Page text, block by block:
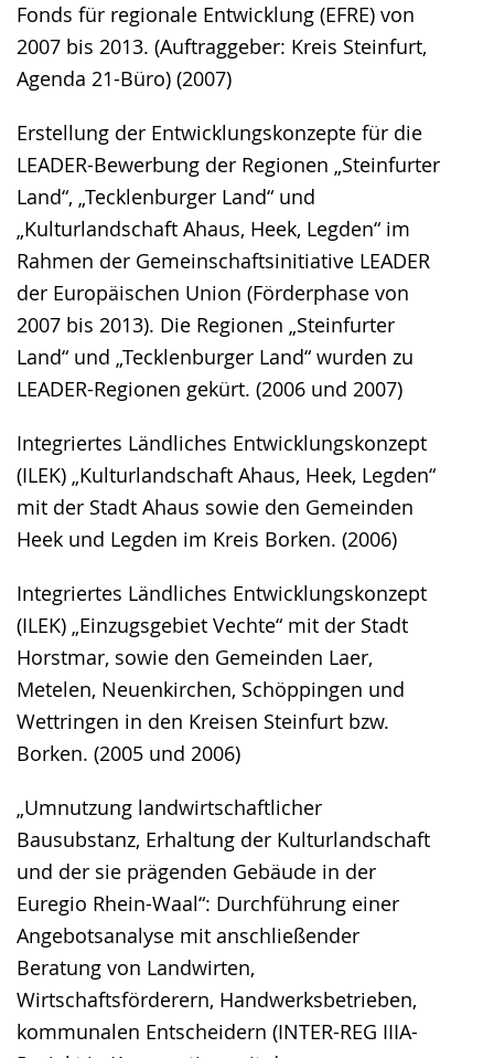
Fonds für regionale Entwicklung (EFRE) von
2007 bis 2013. (Auftraggeber: Kreis Steinfurt,
Agenda 21-Büro) (2007)
Erstellung der Entwicklungskonzepte für die
LEADER-Bewerbung der Regionen „Steinfurter
Land“, „Tecklenburger Land“ und
„Kulturlandschaft Ahaus, Heek, Legden“ im
Rahmen der Gemeinschaftsinitiative LEADER
der Europäischen Union (Förderphase von
2007 bis 2013). Die Regionen „Steinfurter
Land“ und „Tecklenburger Land“ wurden zu
LEADER-Regionen gekürt. (2006 und 2007)
Integriertes Ländliches Entwicklungskonzept
(ILEK) „Kulturlandschaft Ahaus, Heek, Legden“
mit der Stadt Ahaus sowie den Gemeinden
Heek und Legden im Kreis Borken. (2006)
Integriertes Ländliches Entwicklungskonzept
(ILEK) „Einzugsgebiet Vechte“ mit der Stadt
Horstmar, sowie den Gemeinden Laer,
Metelen, Neuenkirchen, Schöppingen und
Wettringen in den Kreisen Steinfurt bzw.
Borken. (2005 und 2006)
„Umnutzung landwirtschaftlicher
Bausubstanz, Erhaltung der Kulturlandschaft
und der sie prägenden Gebäude in der
Euregio Rhein-Waal“: Durchführung einer
Angebotsanalyse mit anschließender
Beratung von Landwirten,
Wirtschaftsförderern, Handwerksbetrieben,
kommunalen Entscheidern (INTER-REG IIIA-